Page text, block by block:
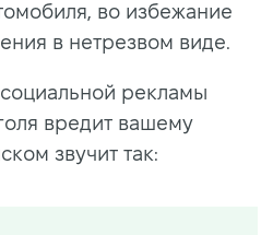
во избежание
в нетрезвом виде.
рекламы
вредит вашему
звучит так: